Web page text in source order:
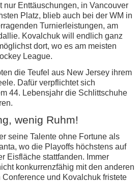
nur Enttäuschungen, in Vancouver
Platz, blieb auch bei der WM in
Turnierleistungen, am
Kovalchuk will endlich ganz
dort, wo es am meisten
League.
die Teufel aus New Jersey ihrem
Dafür verpflichtet sich
44. Lebensjahr die Schlittschuhe
wenig Ruhm!
seine Talente ohne Fortune als
wo die Playoffs höchstens auf
Eisfläche stattfanden. Immer
konkurrenzfähig mit den anderen
Conference und Kovalchuk fristete